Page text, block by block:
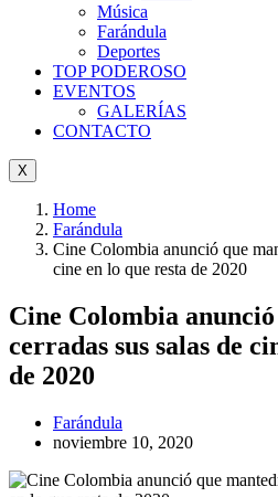
Música
Farándula
Deportes
TOP PODEROSO
EVENTOS
GALERÍAS
CONTACTO
X
Home
Farándula
Cine Colombia anunció que
cine en lo que resta de 2020
Cine Colombia
cerradas sus salas de
de 2020
Farándula
noviembre 10, 2020